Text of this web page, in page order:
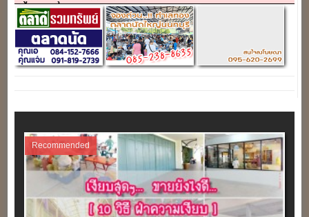
Recommended